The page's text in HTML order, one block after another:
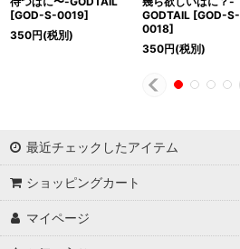
[GOD-S-0019]
350円(税別)
GODTAIL [GOD-S-
0018]
350円(税別)
最近チェックしたアイテム
ショッピングカート
マイページ